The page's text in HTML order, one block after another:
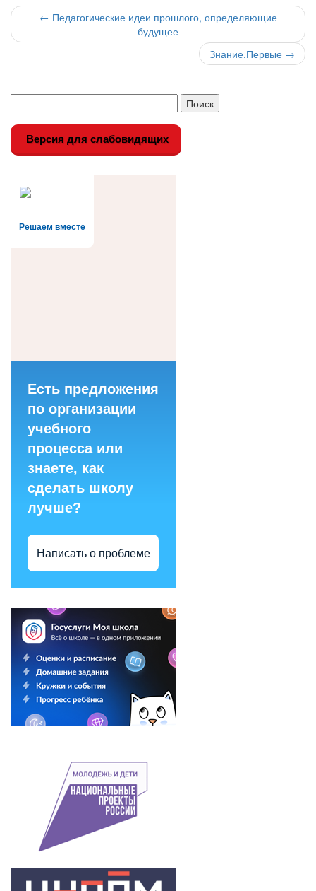
Навигация
по
← Педагогические идеи прошлого, определяющие
будущее
Знание.Первые →
Версия для слабовидящих
Решаем вместе
Есть предложения
по организации
учебного
процесса или
знаете, как
сделать школу
лучше?
Написать о проблеме